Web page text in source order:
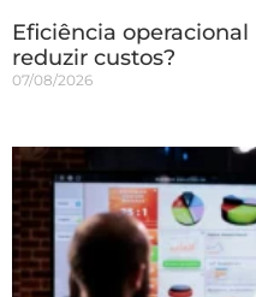
Eficiência
reduzir custos?
07/08/2026